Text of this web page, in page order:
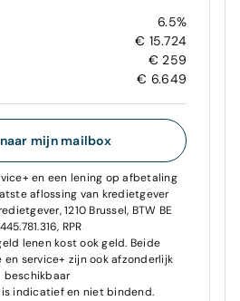
6.5%
€ 15.724
€ 259
€ 6.649
mijn mailbox
en een lening op afbetaling
aflossing van kredietgever
1210 Brussel, BTW BE
RPR
lenen kost ook geld. Beide
service+ zijn ook afzonderlijk
beschikbaar
is indicatief en niet bindend.